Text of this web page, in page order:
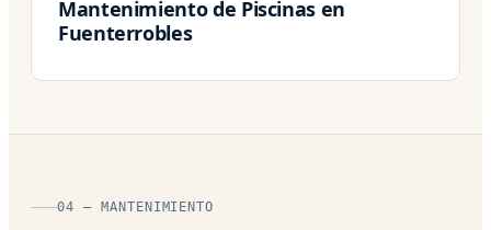
Mantenimiento de Piscinas en
Fuenterrobles
04 — MANTENIMIENTO